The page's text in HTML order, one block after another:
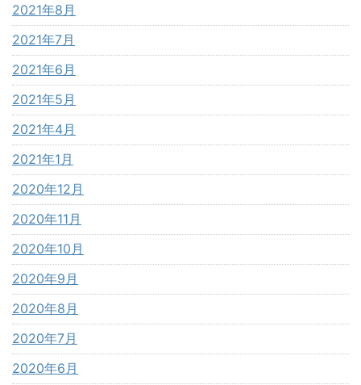
2021年8月
2021年7月
2021年6月
2021年5月
2021年4月
2021年1月
2020年12月
2020年11月
2020年10月
2020年9月
2020年8月
2020年7月
2020年6月